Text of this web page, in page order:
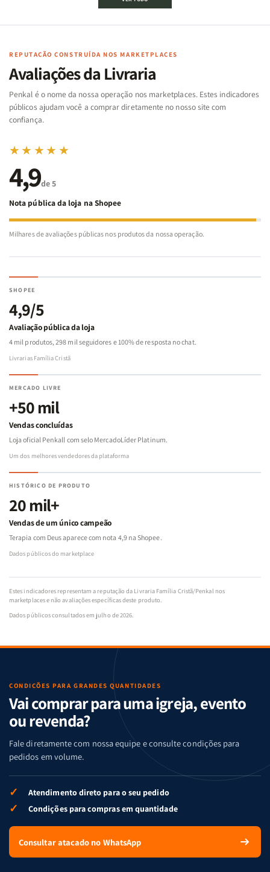
Cartas
Famílias
Bíblia
-
Penkal
Cartas
Famílias
da
Bíblia
-
Penkal
|
de
|
REPUTAÇÃO CONSTRUÍDA NOS MARKETPLACES
Avaliações da Livraria
Penkal é o nome da nossa operação nos marketplaces. Estes indicadores
públicos ajudam você a comprar diretamente no nosso site com
confiança.
★★★★★
4,9de 5
Nota pública da loja na Shopee
Milhares de avaliações públicas nos produtos da nossa operação.
SHOPEE
4,9/5
Avaliação pública da loja
4 mil produtos, 298 mil seguidores e 100% de resposta no chat.
Livrarias Família Cristã
MERCADO LIVRE
+50 mil
Vendas concluídas
Loja oficial Penkall com selo MercadoLíder Platinum.
Um dos melhores vendedores da plataforma
HISTÓRICO DE PRODUTO
20 mil+
Vendas de um único campeão
Terapia com Deus aparece com nota 4,9 na Shopee.
Dados públicos do marketplace
Estes indicadores representam a reputação da Livraria Família Cristã/Penkal nos
marketplaces e não avaliações específicas deste produto.
Dados públicos consultados em julho de 2026.
CONDIÇÕES PARA GRANDES QUANTIDADES
Vai comprar para uma igreja, evento
ou revenda?
Fale diretamente com nossa equipe e consulte condições para
pedidos em volume.
✓ Atendimento direto para o seu pedido
✓ Condições para compras em quantidade
Consultar atacado no WhatsApp